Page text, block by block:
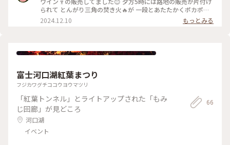
られて とんがり三角の焚き火🔥が 一段とあたたかくポカポカ
に💛🧡💛 今ごろはこちらの【ピーマン通り】、クリスマス🎄
の 飾り❇️やイルミネーションでステキなんだろうな♡ いつ行
よ♡ #ベストトリップ2024 #ぽかぽか#クラシカルな街 #らん
ト #八ヶ岳
2024.12.10 もっとみる
富士河口湖紅葉まつり
フジカワグチココウヨウマツリ
「紅葉トンネル」とライトアップされた「もみ
じ回廊」が見どころ
河口湖
イベント
66